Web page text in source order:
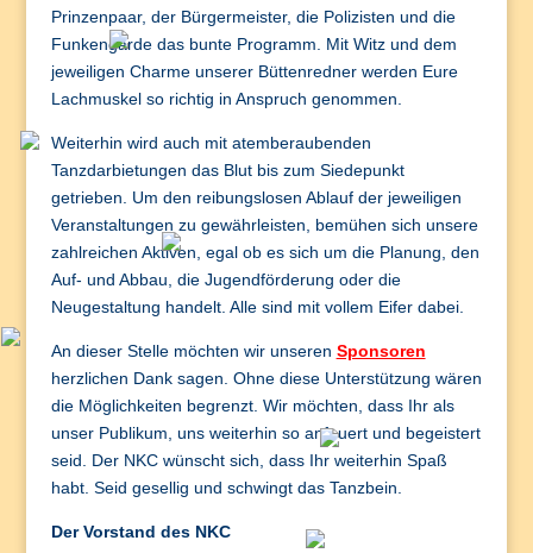
Prinzenpaar, der Bürgermeister, die Polizisten und die
Funkengarde das bunte Programm. Mit Witz und dem
jeweiligen Charme unserer Büttenredner werden Eure
Lachmuskel so richtig in Anspruch genommen.
Weiterhin wird auch mit atemberaubenden
Tanzdarbietungen das Blut bis zum Siedepunkt
getrieben. Um den reibungslosen Ablauf der jeweiligen
Veranstaltungen zu gewährleisten, bemühen sich unsere
zahlreichen Aktiven, egal ob es sich um die Planung, den
Auf- und Abbau, die Jugendförderung oder die
Neugestaltung handelt. Alle sind mit vollem Eifer dabei.
An dieser Stelle möchten wir unseren Sponsoren
herzlichen Dank sagen. Ohne diese Unterstützung wären
die Möglichkeiten begrenzt. Wir möchten, dass Ihr als
unser Publikum, uns weiterhin so anfeuert und begeistert
seid. Der NKC wünscht sich, dass Ihr weiterhin Spaß
habt. Seid gesellig und schwingt das Tanzbein.
Der Vorstand des NKC